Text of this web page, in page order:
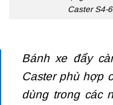
Caster S4-
Bánh xe đẩy
Caster phù hợp
dùng trong các